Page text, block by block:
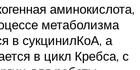
аминокислота,
метаболизма
в сукцинилКоА, а
в цикл Кребса, с